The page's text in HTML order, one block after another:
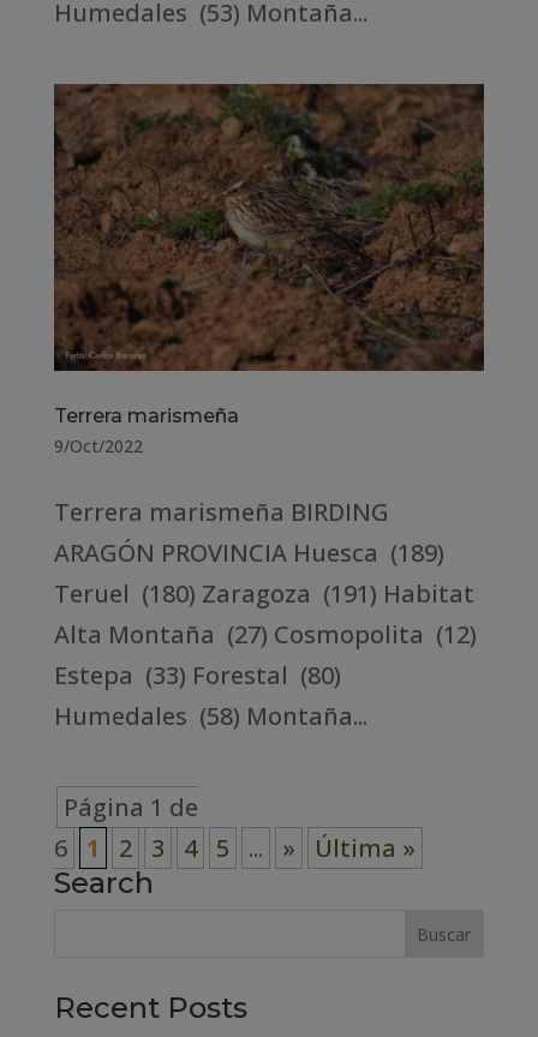
Humedales (53) Montaña...
Terrera marismeña
9/Oct/2022
Terrera marismeña BIRDING
ARAGÓN PROVINCIA Huesca (189)
Teruel (180) Zaragoza (191) Habitat
Alta Montaña (27) Cosmopolita (12)
Estepa (33) Forestal (80)
Humedales (58) Montaña...
Página 1 de
6
1 2 3 4 5 ... » Última »
Search
Recent Posts